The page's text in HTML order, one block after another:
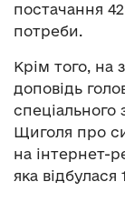
постачання
потреби.
Крім того, на
доповідь
спеціального
Щиголя про
на інтернет-
яка відбулася